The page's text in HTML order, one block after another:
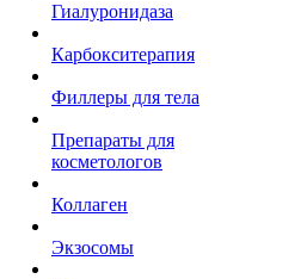
Гиалуронидаза
Карбокситерапия
Филлеры для тела
Препараты для
косметологов
Коллаген
Экзосомы